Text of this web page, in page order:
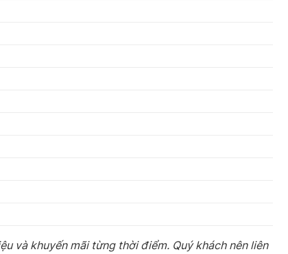
và khuyến mãi từng thời điểm. Quý khách nên liên